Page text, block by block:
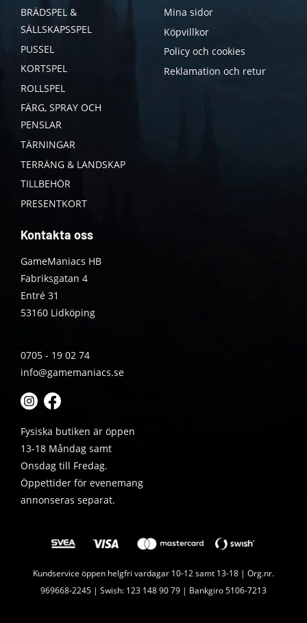
BRÄDSPEL &
SÄLLSKAPSSPEL
PUSSEL
KORTSPEL
ROLLSPEL
FÄRG, SPRAY OCH
PENSLAR
TÄRNINGAR
TERRÄNG & LANDSKAP
TILLBEHÖR
PRESENTKORT
Mina sidor
Köpvillkor
Policy och cookies
Reklamation och retur
Kontakta oss
GameManiacs HB
Fabriksgatan 4
Entré 31
53160 Lidköping
0705 - 19 02 74
info@gamemaniacs.se
Fysiska butiken är öppen
13-18 Måndag samt
Onsdag till Fredag.
Öppettider för evenemang
annonseras separat.
Kundservice öppen helgfri vardagar 10-12 samt 13-18 | Org.nr.
969668-2245 | Swish: 123 148 90 79 | Bankgiro 5106-7213